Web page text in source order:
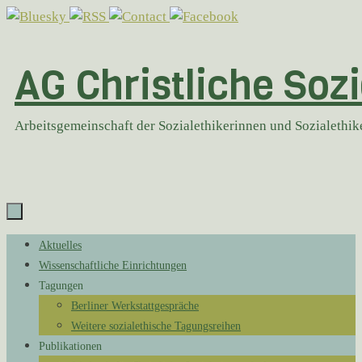
Zum
AG Christliche
Arbeitsgemeinschaft der Sozialethikerinnen und
Zum
Inhalt
springen
Aktuelles
Wissenschaftliche Einrichtungen
Tagungen
Berliner Werkstattgespräche
Weitere sozialethische Tagungsreihen
Publikationen